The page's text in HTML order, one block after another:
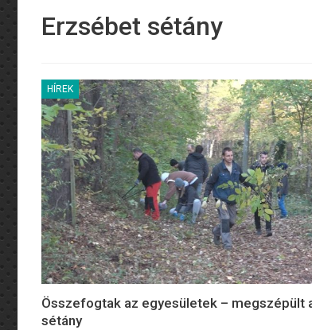
Erzsébet sétány
HÍREK
Összefogtak az egyesületek – megszépült
sétány